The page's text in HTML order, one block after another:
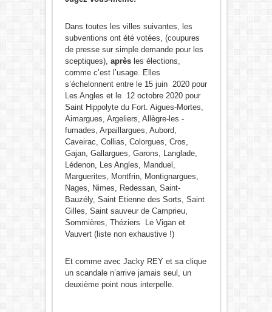
Dans toutes les villes suivantes, les
subventions ont été votées, (coupures
de presse sur simple demande pour les
sceptiques), aprèsles élections,
comme c’est l’usage. Elles
s’échelonnent entre le 15 juin 2020 pour
Les Angles et le 12 octobre 2020 pour
Saint Hippolyte du Fort. Aigues-Mortes,
Aimargues, Argeliers, Allègre-les -
fumades, Arpaillargues, Aubord,
Caveirac, Collias, Colorgues, Cros,
Gajan, Gallargues, Garons, Langlade,
Lédenon, Les Angles, Manduel,
Marguerites, Montfrin, Montignargues,
Nages, Nimes, Redessan, Saint-
Bauzély, Saint Etienne des Sorts, Saint
Gilles, Saint sauveur de Camprieu,
Sommières, Théziers Le Vigan et
Vauvert (liste non exhaustive !)
Et comme avec Jacky REY et sa clique
un scandale n’arrive jamais seul, un
deuxième point nous interpelle.